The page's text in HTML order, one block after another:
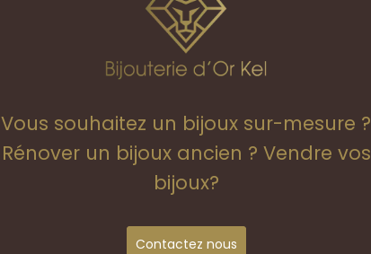
Vous souhaitez un bijoux sur-mesure ?
Rénover un bijoux ancien ? Vendre vos
bijoux?
Contactez nous